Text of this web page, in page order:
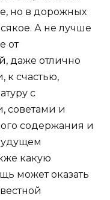
но в дорожных
А не лучше
от
даже отлично
к счастью,
с
советами и
содержания и
какую
может оказать